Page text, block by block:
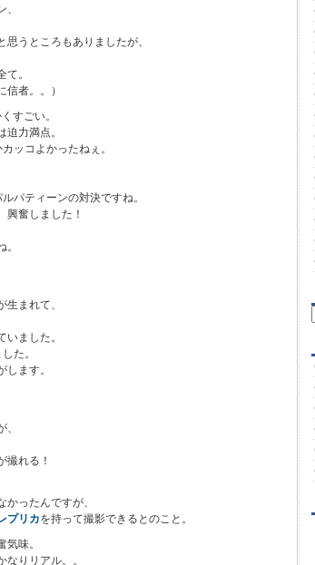
うところもありましたが、
。
者。。）
すごい。
力満点。
ッコよかったねぇ。
パティーンの対決ですね。
興奮しました！
まれて、
ました。
た。
ます。
撮れる！
ったんですが、
プリカを持って撮影できるとのこと。
味。
りリアル。。